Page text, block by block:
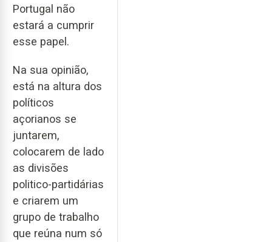
Portugal não
estará a cumprir
esse papel.
Na sua opinião,
está na altura dos
políticos
açorianos se
juntarem,
colocarem de lado
as divisões
politico-partidárias
e criarem um
grupo de trabalho
que reúna num só